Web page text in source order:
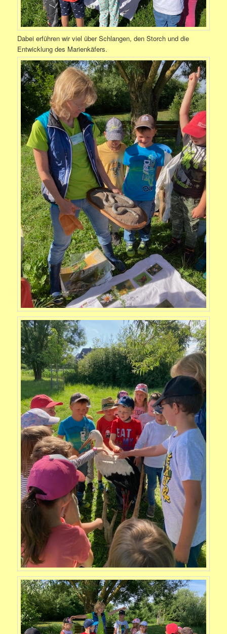
Dabei erführen wir viel über Schlangen, den Storch und die
Entwicklung des Marienkäfers.